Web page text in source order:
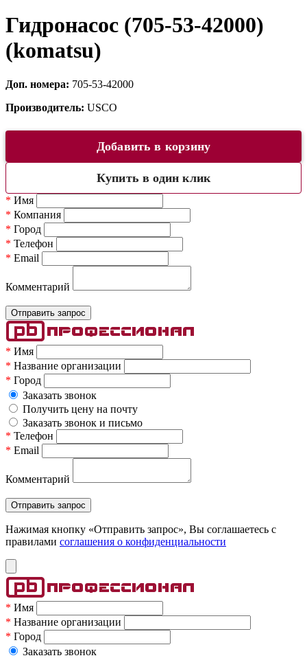
Гидронасос (705-53-42000)
(komatsu)
Доп. номера: 705-53-42000
Производитель: USCO
Добавить в корзину
Купить в один клик
* Имя
* Компания
* Город
* Телефон
* Email
Комментарий
* Имя
* Название организации
* Город
Заказать звонок
Получить цену на почту
Заказать звонок и письмо
* Телефон
* Email
Комментарий
Нажимая кнопку «Отправить запрос», Вы соглашаетесь c
правилами соглашения о конфиденциальности
* Имя
* Название организации
* Город
Заказать звонок